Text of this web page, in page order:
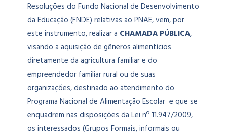
Resoluções do Fundo Nacional de Desenvolvimento
da Educação (FNDE) relativas ao PNAE, vem, por
este instrumento, realizar a CHAMADA PÚBLICA,
visando a aquisição de gêneros alimentícios
diretamente da agricultura familiar e do
empreendedor familiar rural ou de suas
organizações, destinado ao atendimento do
Programa Nacional de Alimentação Escolar e que se
enquadrem nas disposições da Lei nº 11.947/2009,
os interessados (Grupos Formais, informais ou